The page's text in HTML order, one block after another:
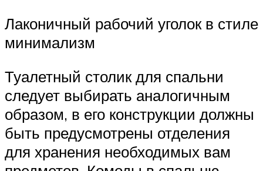
Лаконичный рабочий уголок в стиле
минимализм
Туалетный столик для спальни
следует выбирать аналогичным
образом, в его конструкции должны
быть предусмотрены отделения
для хранения необходимых вам